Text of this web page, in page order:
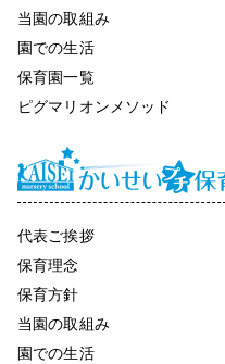
当園の取組み
園での生活
保育園一覧
ピグマリオンメソッド
代表ご挨拶
保育理念
保育方針
当園の取組み
園での生活